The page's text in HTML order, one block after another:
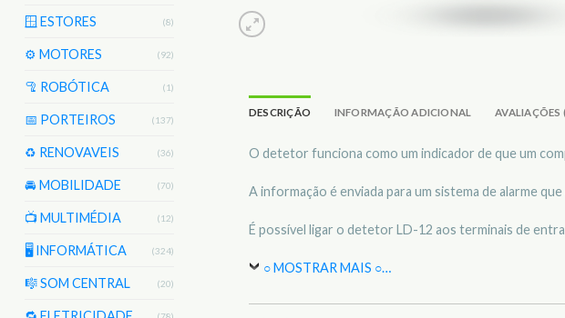
🪟 ESTORES (8)
⚙️ MOTORES (92)
🦿 ROBÓTICA (1)
📅 PORTEIROS (137)
♻️ RENOVAVEIS (36)
🚘 MOBILIDADE (70)
📺 MULTIMÉDIA (12)
🖥️ INFORMÁTICA (324)
🎼 SOM CENTRAL (20)
DESCRIÇÃO INFORMAÇÃO ADICIONAL AVALIAÇÕES
O detetor funciona como um indicador de que um
A informação é enviada para um sistema de alarme
É possível ligar o detetor LD-12 aos terminais de
○ MOSTRAR MAIS ○…